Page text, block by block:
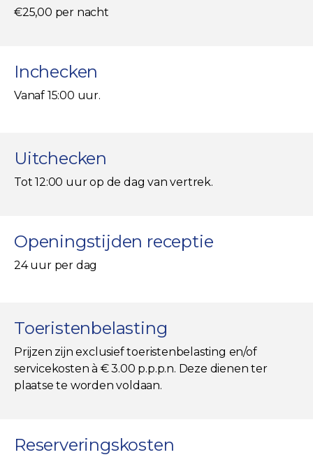
€25,00 per nacht
Inchecken
Vanaf 15:00 uur.
Uitchecken
Tot 12:00 uur op de dag van vertrek.
Openingstijden receptie
24 uur per dag
Toeristenbelasting
Prijzen zijn exclusief toeristenbelasting en/of
servicekosten à € 3.00 p.p.p.n. Deze dienen ter
plaatse te worden voldaan.
Reserveringskosten